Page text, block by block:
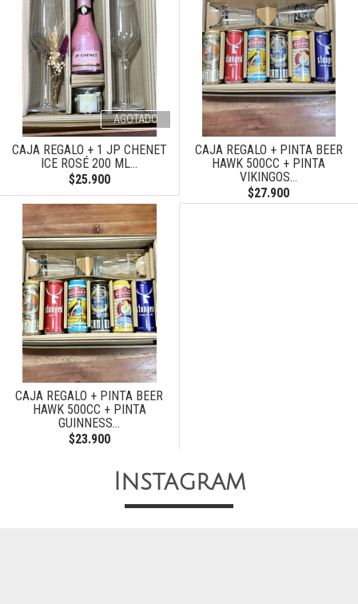
AGOTADO
CAJA REGALO + 1 JP CHENET
ICE ROSÉ 200 ML...
$25.900
CAJA REGALO + PINTA BEER
HAWK 500CC + PINTA
VIKINGOS...
$27.900
CAJA REGALO + PINTA BEER
HAWK 500CC + PINTA
GUINNESS...
$23.900
Instagram